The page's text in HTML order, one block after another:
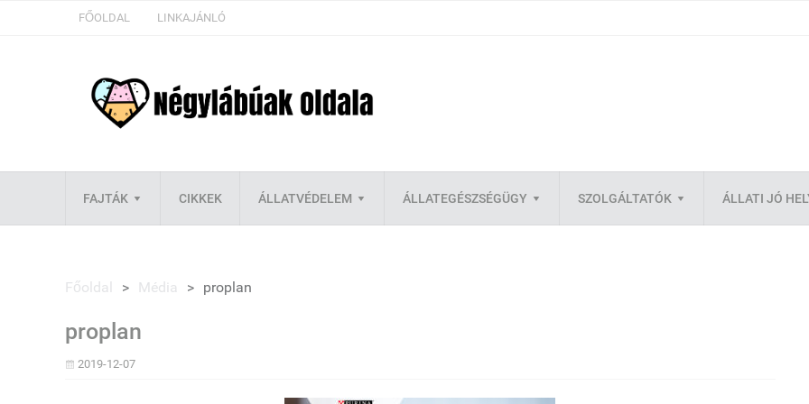
FŐOLDAL LINKAJÁNLÓ
FAJTÁK CIKKEK ÁLLATVÉDELEM ÁLLATEGÉSZSÉGÜGY SZOLGÁLTATÓK ÁLLATI JÓ
Főoldal > Média > proplan
proplan
2019-12-07